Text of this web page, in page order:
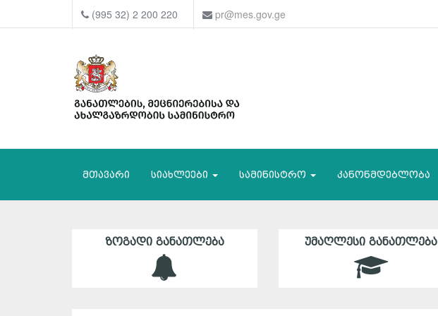
(995 32) 2 200 220 pr@mes.gov.ge
მთავარი სიახლეები სამინისტრო კანონმდებლობა
ᲖᲝᲒᲐᲓᲘ ᲒᲐᲜᲐᲗᲚᲔᲑᲐ ᲣᲛᲐᲦᲚᲔᲡᲘ ᲒᲐᲜᲐᲗᲚᲔᲑᲐ